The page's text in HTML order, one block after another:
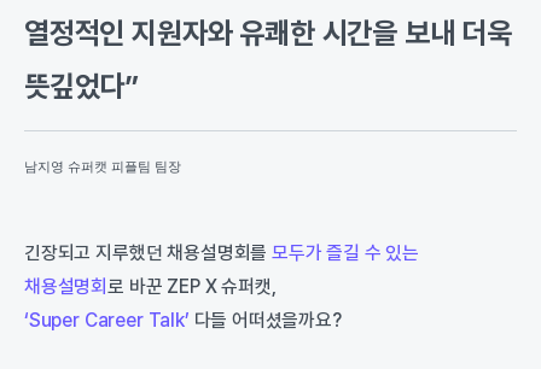
열정적인 지원자와 유쾌한 시간을 보내 더욱
뜻깊었다”
남지영 슈퍼캣 피플팀 팀장
긴장되고 지루했던 채용설명회를모두가 즐길 수 있는
채용설명회로 바꾼 ZEP X 슈퍼캣,
‘Super Career Talk’ 다들 어떠셨을까요?